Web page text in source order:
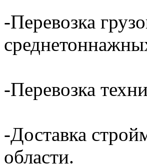
-Перевозка
-Перевозка
-Доставка
области.